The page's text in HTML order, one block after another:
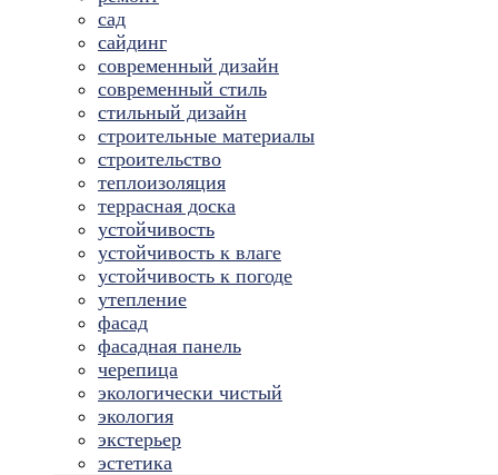
сад
сайдинг
современный дизайн
современный стиль
стильный дизайн
строительные материалы
строительство
теплоизоляция
террасная доска
устойчивость
устойчивость к влаге
устойчивость к погоде
утепление
фасад
фасадная панель
черепица
экологически чистый
экология
экстерьер
эстетика